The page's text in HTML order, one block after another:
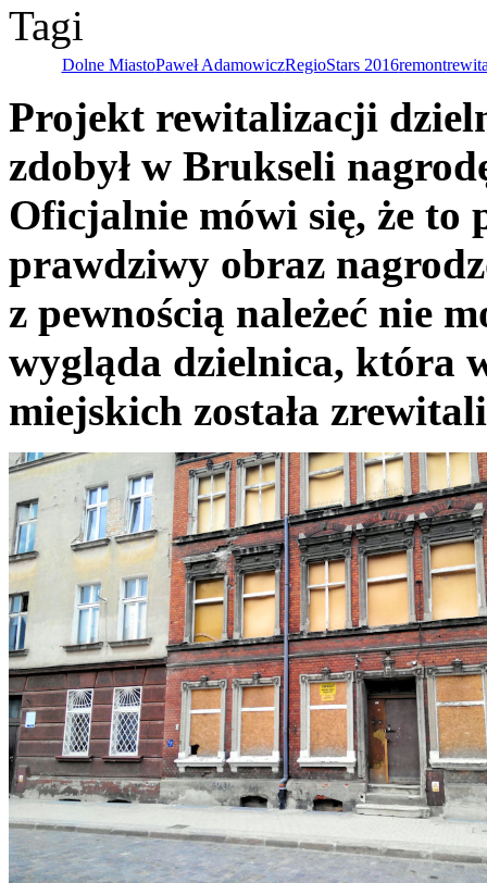
Tagi
Dolne MiastoPaweł AdamowiczRegioStars 2016remont
Projekt rewitalizacji
zdobył w Brukseli
Oficjalnie mówi się, że to
prawdziwy obraz
z pewnością należeć nie
wygląda dzielnica, która
miejskich została